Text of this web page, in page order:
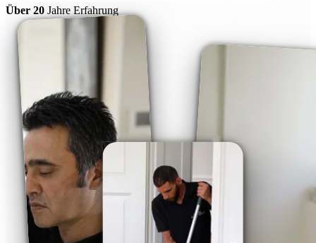
Über 20 Jahre Erfahrung